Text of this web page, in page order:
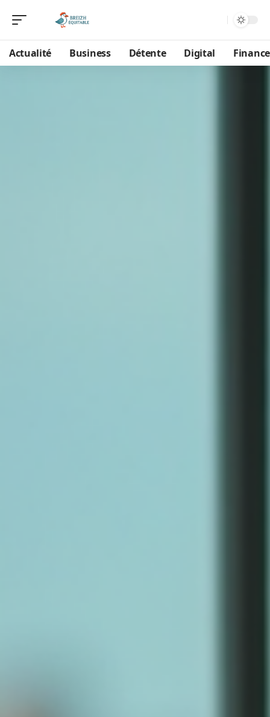
Actualité Business Détente Digital Finance